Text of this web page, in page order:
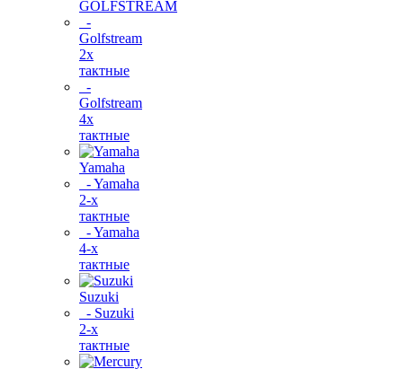
GOLFSTREAM
-
Golfstream
2х
тактные
-
Golfstream
4х
тактные
Yamaha
- Yamaha
2-х
тактные
- Yamaha
4-х
тактные
Suzuki
- Suzuki
2-х
тактные